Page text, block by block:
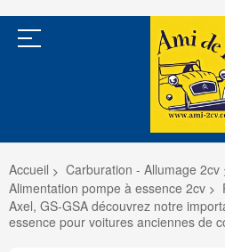
Accueil
Carburation - Allumage 2cv
Alimentation pompe à essence 2cv
Axel, GS-GSA découvrez notre
essence pour voitures anciennes de